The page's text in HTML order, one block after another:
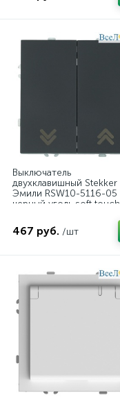
Выключатель
двухклавишный Stekker
Эмили RSW10-5116-05
черный уголь soft touch
467 руб. /шт